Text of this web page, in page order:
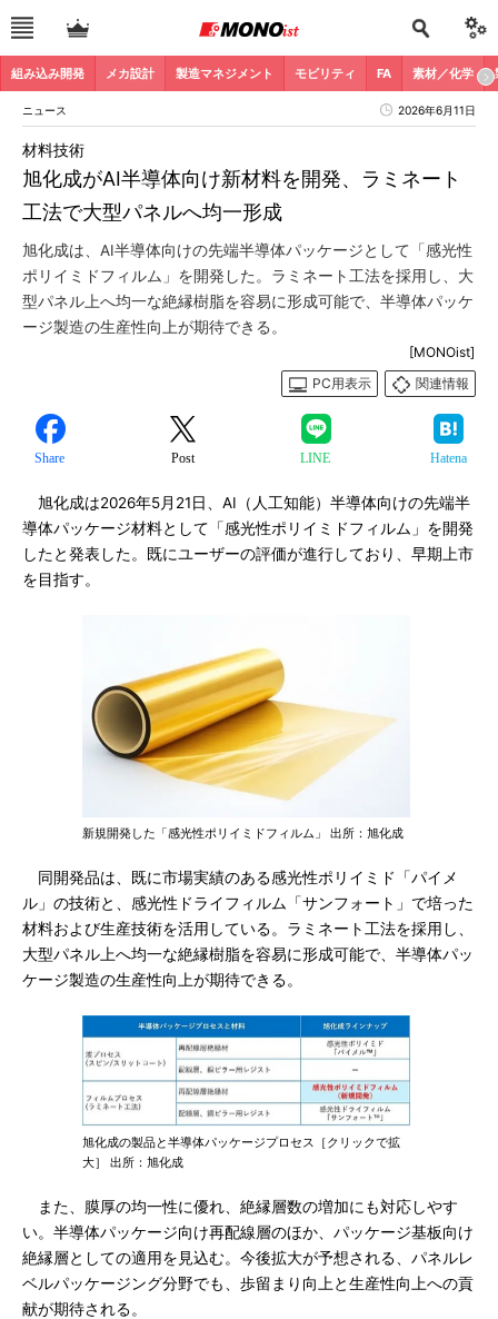
組み込み開発 メカ設計 製造マネジメント モビリティ FA 素材／化学
ニュース 2026年6月11日
旭化成がAI半導体向け新材料を開発、ラミネート
工法で大型パネルへ均一形成
材料技術
旭化成は、AI半導体向けの先端半導体パッケージとして「感光性
ポリイミドフィルム」を開発した。ラミネート工法を採用し、大
型パネル上へ均一な絶縁樹脂を容易に形成可能で、半導体パッケ
ージ製造の生産性向上が期待できる。
[MONOist]
PC用表示
関連情報
Share Post LINE Hatena
旭化成は2026年5月21日、AI（人工知能）半導体向けの先端半
導体パッケージ材料として「感光性ポリイミドフィルム」を開発
したと発表した。既にユーザーの評価が進行しており、早期上市
を目指す。
新規開発した「感光性ポリイミドフィルム」 出所：旭化成
同開発品は、既に市場実績のある感光性ポリイミド「パイメ
ル」の技術と、感光性ドライフィルム「サンフォート」で培った
材料および生産技術を活用している。ラミネート工法を採用し、
大型パネル上へ均一な絶縁樹脂を容易に形成可能で、半導体パッ
ケージ製造の生産性向上が期待できる。
旭化成の製品と半導体パッケージプロセス［クリックで拡
大］ 出所：旭化成
また、膜厚の均一性に優れ、絶縁層数の増加にも対応しやす
い。半導体パッケージ向け再配線層のほか、パッケージ基板向け
絶縁層としての適用を見込む。今後拡大が予想される、パネルレ
ベルパッケージング分野でも、歩留まり向上と生産性向上への貢
献が期待される。